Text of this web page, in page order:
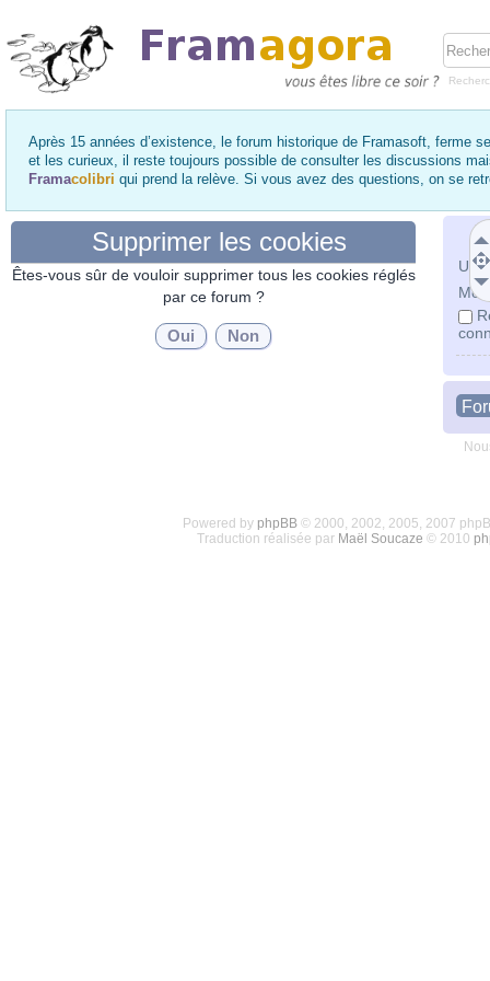
Après 15 années d’existence, le forum historique de Framasoft, ferme
et les curieux, il reste toujours possible de consulter les discussions
Framacolibri qui prend la relève. Si vous avez des questions, on se
Mot
Supprimer les cookies
Êtes-vous sûr de vouloir supprimer tous les cookies réglés
par ce forum ?
Powered by phpBB© 2000, 2002, 2005, 2007
Traduction réalisée par Maël Soucaze © 2010